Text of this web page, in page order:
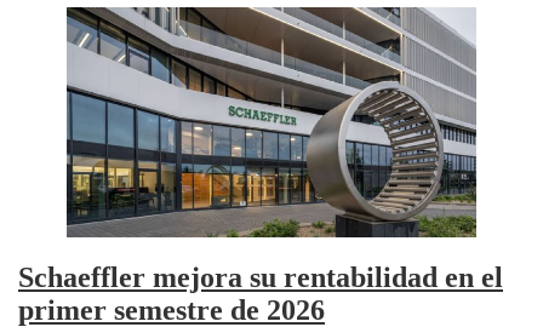
Schaeffler mejora su rentabilidad en el
primer semestre de 2026